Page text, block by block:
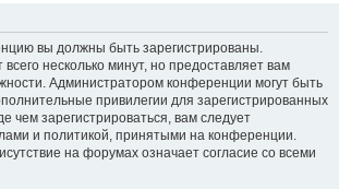
вы должны быть зарегистрированы.
несколько минут, но предоставляет вам
Администратором конференции могут быть
привилегии для зарегистрированных
чем зарегистрироваться, вам следует
и политикой, принятыми на конференции.
на форумах означает согласие со всеми